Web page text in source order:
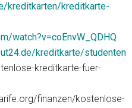
kreditkarten/kreditkarte-
watch?v=coEnvW_QDHQ
kreditkarte/studenten
kreditkarte-fuer-
finanzen/kostenlose-